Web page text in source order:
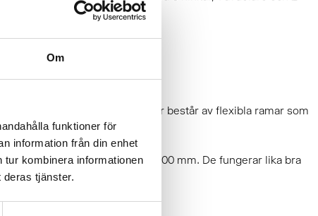
Om
funktioner för
information från din enhet
kombinera informationen
deras tjänster.
för lådor består av flexibla ramar som
från 300 mm upp till 900 mm. De fungerar lika bra